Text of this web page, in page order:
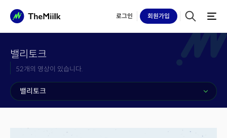
로그인 회원가입
밸리토크
52개의 영상이 있습니다.
밸리토크